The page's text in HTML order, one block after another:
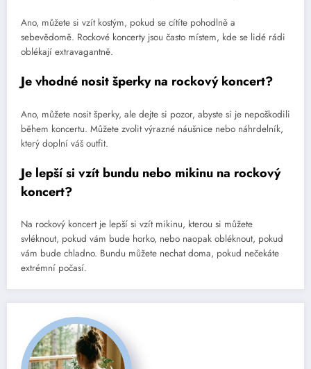
Ano, můžete si vzít kostým, pokud se cítíte pohodlně a
sebevědomě. Rockové koncerty jsou často místem, kde se lidé rádi
oblékají extravagantně.
Je vhodné nosit šperky na rockový koncert?
Ano, můžete nosit šperky, ale dejte si pozor, abyste si je nepoškodili
během koncertu. Můžete zvolit výrazné náušnice nebo náhrdelník,
který doplní váš outfit.
Je lepší si vzít bundu nebo mikinu na rockový
koncert?
Na rockový koncert je lepší si vzít mikinu, kterou si můžete
svléknout, pokud vám bude horko, nebo naopak obléknout, pokud
vám bude chladno. Bundu můžete nechat doma, pokud nečekáte
extrémní počasí.